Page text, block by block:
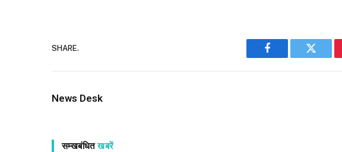
SHARE.
Facebook Twitter
News Desk
सम्खबंधितखबरें